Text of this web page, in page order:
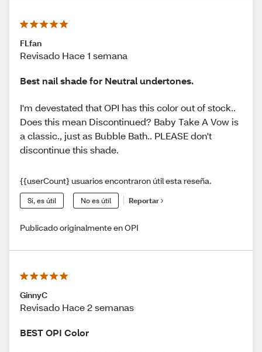
FLfan
Revisado Hace 1 semana
Best nail shade for Neutral undertones.
I'm devestated that OPI has this color out of stock..
Does this mean Discontinued? Baby Take A Vow is
a classic., just as Bubble Bath.. PLEASE don't
discontinue this shade.
{{userCount} usuarios encontraron útil esta reseña.
Sí, es útil No es útil Reportar
Publicado originalmente en OPI
GinnyC
Revisado Hace 2 semanas
BEST OPI Color